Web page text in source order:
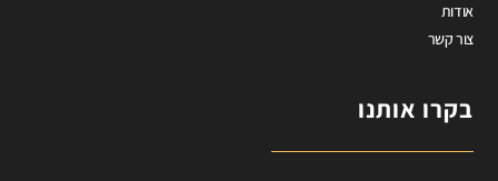
אודות
צור קשר
בקרו אותנו